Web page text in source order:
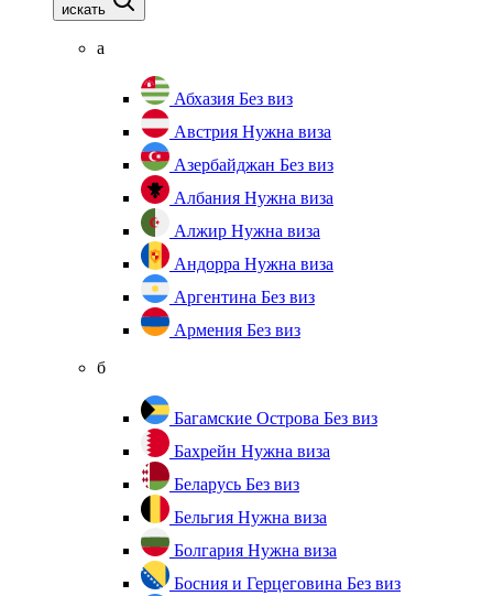
искать
а
Абхазия Без виз
Австрия Нужна виза
Азербайджан Без виз
Албания Нужна виза
Алжир Нужна виза
Андорра Нужна виза
Аргентина Без виз
Армения Без виз
б
Багамские Острова Без виз
Бахрейн Нужна виза
Беларусь Без виз
Бельгия Нужна виза
Болгария Нужна виза
Босния и Герцеговина Без виз